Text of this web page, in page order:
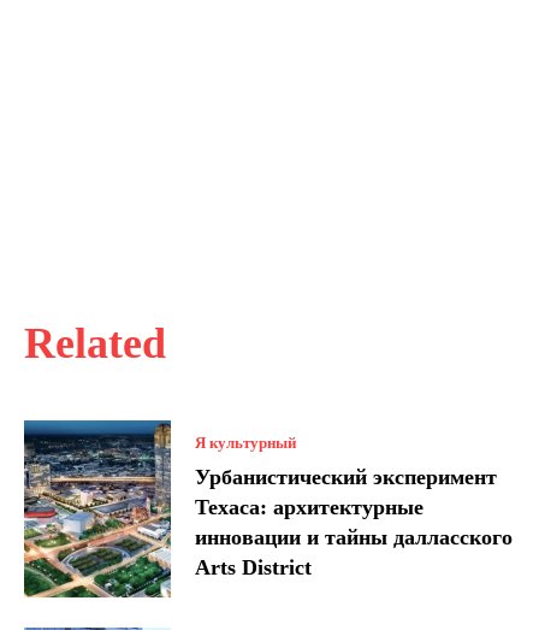
Related
Я культурный
Урбанистический эксперимент
Техаса: архитектурные
инновации и тайны далласского
Arts District